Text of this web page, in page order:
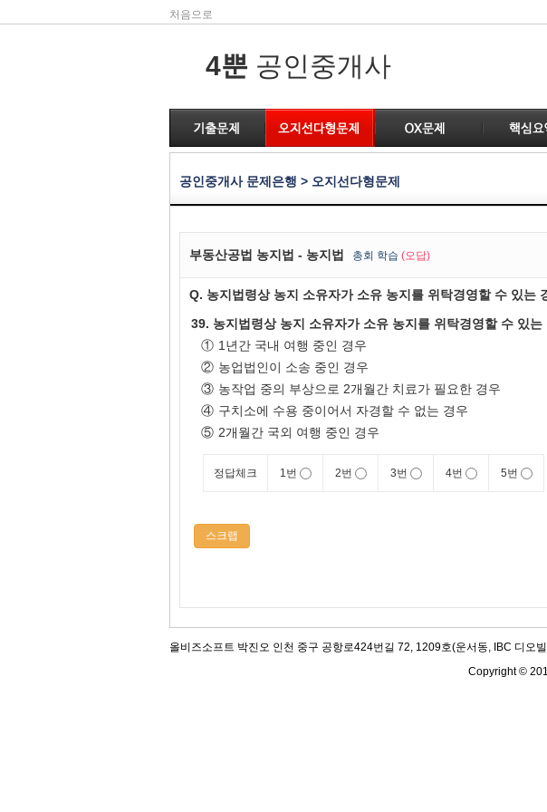
처음으로
4뿐 공인중개사
공인중개사 문제은행 > 오지선다형문제
부동산공법 농지법 - 농지법 총회 학습 (오답)
Q. 농지법령상 농지 소유자가 소유 농지를 위탁경영할 수 있는
39. 농지법령상 농지 소유자가 소유 농지를 위탁경영할 수 있는
① 1년간 국내 여행 중인 경우
② 농업법인이 소송 중인 경우
③ 농작업 중의 부상으로 2개월간 치료가 필요한 경우
④ 구치소에 수용 중이어서 자경할 수 없는 경우
⑤ 2개월간 국외 여행 중인 경우
정답체크 1번 2번 3번 4번 5번
스크랩
올비즈소프트 박진오 인천 중구 공항로424번길 72, 1209호(운서동, IBC 디오
Copyright ©